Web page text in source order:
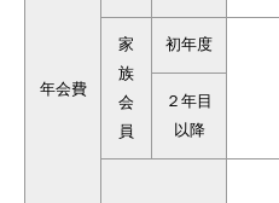
年会費
家
族
会
員
初年度
２年目
以降